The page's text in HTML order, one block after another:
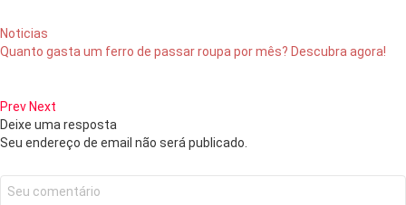
Noticias
Quanto gasta um ferro de passar roupa por mês? Descubra agora!
Prev Next
Deixe uma resposta
Seu endereço de email não será publicado.